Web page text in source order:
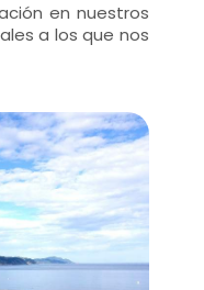
en nuestros
a los que nos